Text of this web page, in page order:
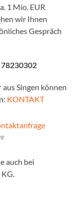
1 Mio. EUR
wir Ihnen
Gespräch
78230302
Singen können
KONTAKT
auch bei